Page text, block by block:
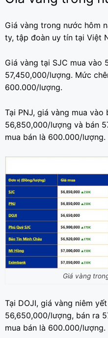
Giá vàng trong nước hôm
ty, tập đoàn uy tín tại Việt
Giá vàng tại SJC mua vào
57,450,000/lượng. Mức
600.000/lượng.
Tại PNJ, giá vàng mua vào
56,850,000/lượng và bán
mua bán là 600.000/lượng.
Giá vàng
Tại DOJI, giá vàng niêm
56,650,000/lượng, bán ra
mua bán là 600.000/lượng.